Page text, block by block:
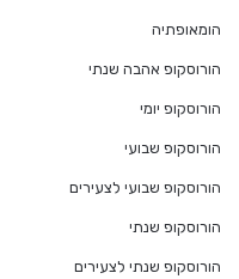
הומאופתיה
הורוסקופ אהבה שנתי
הורוסקופ יומי
הורוסקופ שבועי
הורוסקופ שבועי לצעירים
הורוסקופ שנתי
הורוסקופ שנתי לצעירים